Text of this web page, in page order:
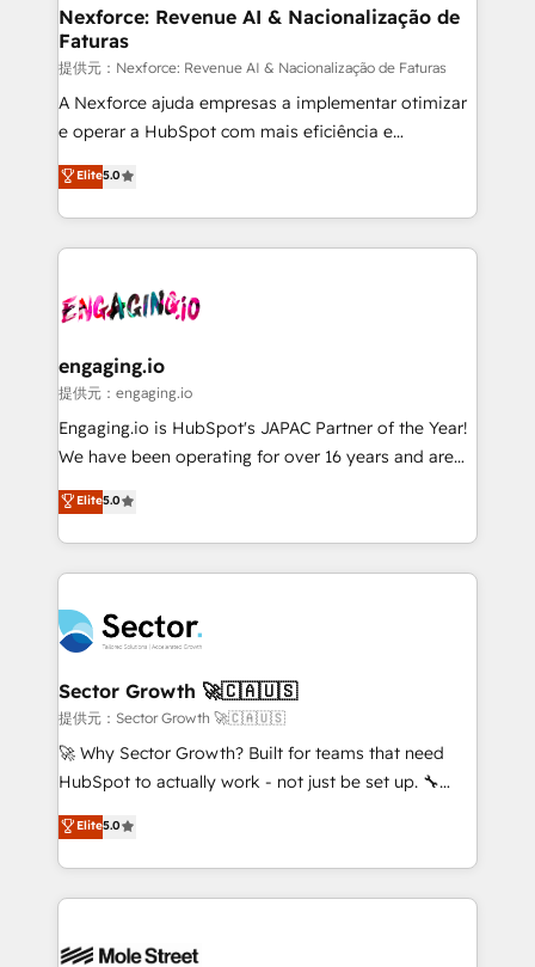
Station, Freshdesk, Intercom, and more. Custom
objects, automations, and integrations built for
growth. 🚀 AI-Driven GTM Orchestration Unify
HubSpot with LinkedIn, WhatsApp, email, paid
media, and AI voice to drive pipeline. 🤖 AI Custom
prospecting, follow-ups, service triage, and
knowledge retrieval—built in HubSpot. ⚡ Fast-Track
advanced optimization & adoption 📍 São Paulo, BR
• Des Moines, IA • New York, NY
Nexforce: Revenue AI & Nacionalização de
Faturas
提供元：Nexforce: Revenue AI & Nacionalização de Faturas
A Nexforce ajuda empresas a implementar otimizar
e operar a HubSpot com mais eficiência e
previsibilidade de receita. Combinamos Revenue
Operations (RevOps) e Inteligência Artificial para
estruturar processos integrar sistemas organizar
dados e automatizar operações. O objetivo é
operacional de receita conectando equipes
Também somos distribuidores oficiais da HubSpot
e de mais de 150 softwares globais permitindo
contratar e pagar a HubSpot em reais com nota
fiscal no Brasil e gerar economia de até 50% na
Oferecemos ainda agentes de IA especializados em
HubSpot que automatizam tarefas executam rotinas
empresas em 13 países utilizam a Nexforce. Somos
a maior parceira da HubSpot na América Latina e
líder no ranking global de sucesso do cliente da
HubSpot.
Elite5.0
engaging.io
提供元：engaging.io
Engaging.io is HubSpot's JAPAC Partner of the Year!
We have been operating for over 16 years and are
one of HubSpot's most experienced and technically
capable Agency Partners globally. We specialise in
complex CRM migrations, implementations,
integrations, custom CMS portal development,
businesses. Our teams are based in North America
and APAC. We are HubSpot's top-ranked Advanced
Implementation Certified Partner and we contribute
to their advisory council. We strive to do 'good work
with good people' and have worked with incredible
brands. You can see some of them on our website,
Elite5.0
Sector Growth 🚀🇨🇦🇺🇸
提供元：Sector Growth 🚀🇨🇦🇺🇸
🚀 Why Sector Growth? Built for teams that need
HubSpot to actually work - not just be set up. 🔧
HubSpot Experts: Onboarding, migrations,
automation, and training built for adoption. ⚡ Highly
Technical Execution: ERP, EMR and Custom
Integrations; complex builds delivered in weeks, not
workflows; automation agents; process optimization
Elite5.0